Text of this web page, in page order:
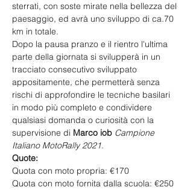
sterrati, con soste mirate nella bellezza del
paesaggio, ed avrà uno sviluppo di ca.70
km in totale.
Dopo la pausa pranzo e il rientro l'ultima
parte della giornata si svilupperà in un
tracciato consecutivo sviluppato
appositamente, che permetterà senza
rischi di approfondire le tecniche basilari
in modo più completo e condividere
qualsiasi domanda o curiosità con la
supervisione di Marco iob Campione
Italiano MotoRally 2021.
Quote:
Quota con moto propria: €170
Quota con moto fornita dalla scuola: €250